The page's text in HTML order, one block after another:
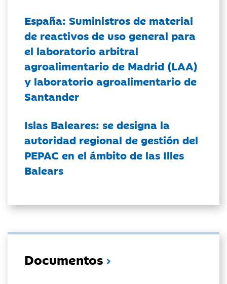
España: Suministros de material
de reactivos de uso general para
el laboratorio arbitral
agroalimentario de Madrid (LAA)
y laboratorio agroalimentario de
Santander
Islas Baleares: se designa la
autoridad regional de gestión del
PEPAC en el ámbito de las Illes
Balears
Documentos